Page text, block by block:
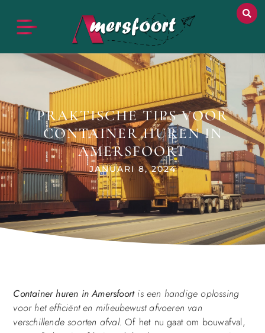
PRAKTISCHE TIPS VOOR
CONTAINER HUREN IN
AMERSFOORT
JANUARI 8, 2024
Container huren in Amersfoortis een handige oplossing
voor het efficiënt en milieubewust afvoeren van
verschillende soorten afval. Of het nu gaat om bouwafval,